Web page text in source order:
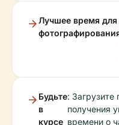
Лучшее время для
Будьте
в
курсе
:
получения
времени о